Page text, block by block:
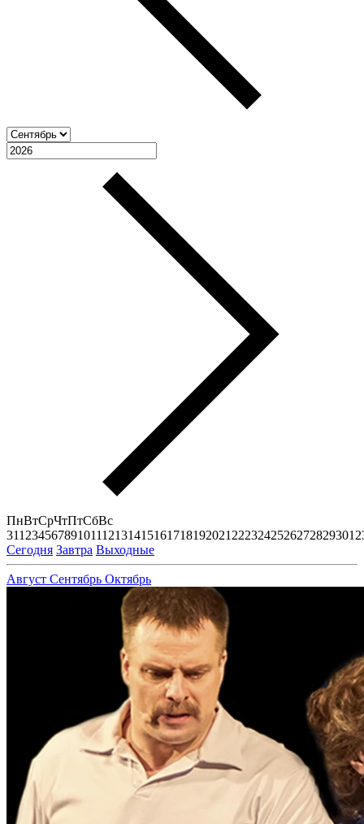
ПнВтСрЧтПтСбВс
311 23456789101112131415161718192021 2223242526272829301 2
Сегодня Завтра Выходные
Август Сентябрь Октябрь